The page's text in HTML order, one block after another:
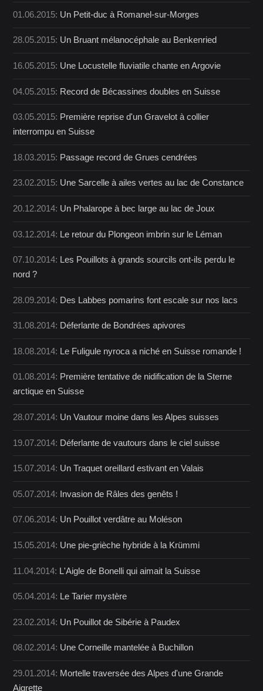
01.06.2015: Un Petit-duc à Romanel-sur-Morges
28.05.2015: Un Bruant mélanocéphale au Benkenried
16.05.2015: Une Locustelle fluviatile chante en Argovie
04.05.2015: Record de Bécassines doubles en Suisse
03.05.2015: Première reprise d'un Gravelot à collier
interrompu en Suisse
18.03.2015: Passage record de Grues cendrées
23.02.2015: Une Sarcelle à ailes vertes au lac de Constance
20.12.2014: Un Phalarope à bec large au lac de Joux
03.12.2014: Le retour du Plongeon imbrin sur le Léman
07.10.2014: Les Pouillots à grands sourcils ont-ils perdu le
nord ?
28.09.2014: Des Labbes pomarins font escale sur nos lacs
31.08.2014: Déferlante de Bondrées apivores
18.08.2014: Le Fuligule nyroca a niché en Suisse romande !
01.08.2014: Première tentative de nidification de la Sterne
arctique en Suisse
28.07.2014: Un Vautour moine dans les Alpes suisses
19.07.2014: Déferlante de vautours dans le ciel suisse
15.07.2014: Un Traquet oreillard estivant en Valais
05.07.2014: Invasion de Râles des genêts !
07.06.2014: Un Pouillot verdâtre au Moléson
15.05.2014: Une pie-grièche hybride à la Krümmi
11.04.2014: L'Aigle de Bonelli qui aimait la Suisse
05.04.2014: Le Tarier mystère
23.02.2014: Un Pouillot de Sibérie à Paudex
08.02.2014: Une Corneille mantelée à Buchillon
29.01.2014: Mortelle traversée des Alpes d'une Grande
Aigrette